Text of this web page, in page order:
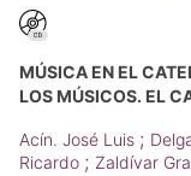
MÚSICA EN EL
LOS MÚSICOS. EL
Acín. José Luis ;
Ricardo ; Zaldívar